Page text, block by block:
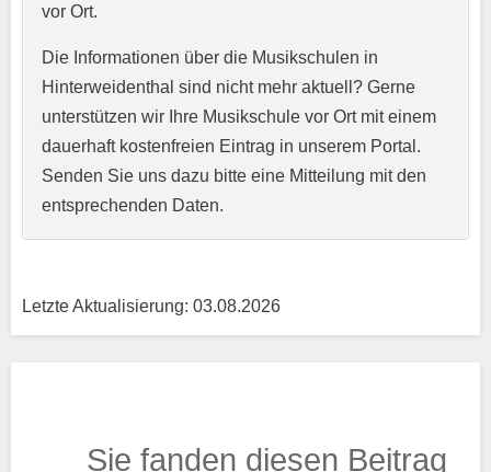
Kurzprofil der Musikschule*
Trägertyp*
vor Ort.
Die Informationen über die Musikschulen in
Hinterweidenthal sind nicht mehr aktuell? Gerne
unterstützen wir Ihre Musikschule vor Ort mit einem
dauerhaft kostenfreien Eintrag in unserem Portal.
Senden Sie uns dazu bitte eine Mitteilung mit den
entsprechenden Daten.
Letzte Aktualisierung: 03.08.2026
Sie fanden diesen Beitrag